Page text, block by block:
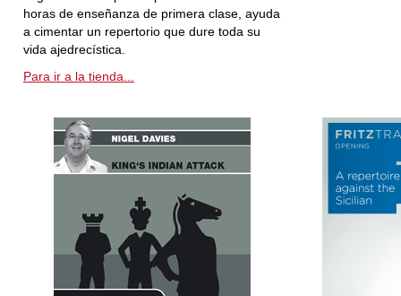
horas de enseñanza de primera clase, ayuda
a cimentar un repertorio que dure toda su
vida ajedrecística.
Para ir a la tienda...